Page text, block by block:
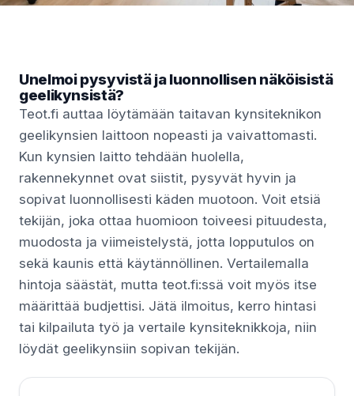
Unelmoi pysyvistä ja luonnollisen näköisistä
geelikynsistä?
Teot.fi auttaa löytämään taitavan kynsiteknikon
geelikynsien laittoon nopeasti ja vaivattomasti.
Kun kynsien laitto tehdään huolella,
rakennekynnet ovat siistit, pysyvät hyvin ja
sopivat luonnollisesti käden muotoon. Voit etsiä
tekijän, joka ottaa huomioon toiveesi pituudesta,
muodosta ja viimeistelystä, jotta lopputulos on
sekä kaunis että käytännöllinen. Vertailemalla
hintoja säästät, mutta teot.fi:ssä voit myös itse
määrittää budjettisi. Jätä ilmoitus, kerro hintasi
tai kilpailuta työ ja vertaile kynsiteknikkoja, niin
löydät geelikynsiin sopivan tekijän.